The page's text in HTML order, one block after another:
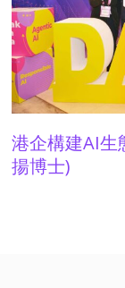
金融科技卓領